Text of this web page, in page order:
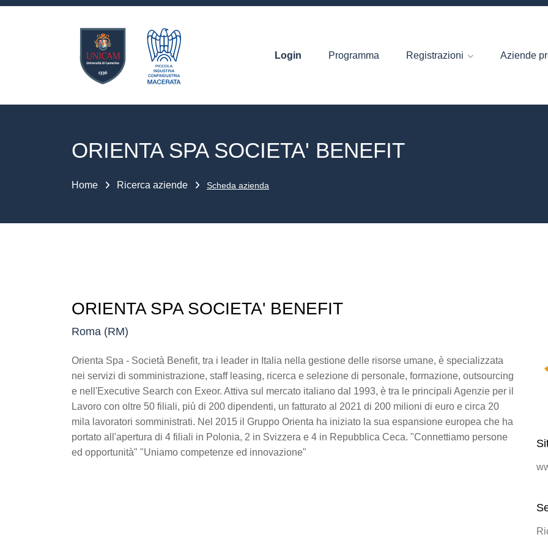
Login Programma Registrazioni Aziende
ORIENTA SPA SOCIETA' BENEFIT
Home Ricerca aziende Scheda azienda
ORIENTA SPA SOCIETA' BENEFIT
Roma (RM)
Orienta Spa - Società Benefit, tra i leader in Italia nella gestione delle risorse umane, è specializzata
nei servizi di somministrazione, staff leasing, ricerca e selezione di personale, formazione, outsourcing
e nell'Executive Search con Exeor. Attiva sul mercato italiano dal 1993, è tra le principali Agenzie per il
Lavoro con oltre 50 filiali, più di 200 dipendenti, un fatturato al 2021 di 200 milioni di euro e circa 20
mila lavoratori somministrati. Nel 2015 il Gruppo Orienta ha iniziato la sua espansione europea che ha
portato all'apertura di 4 filiali in Polonia, 2 in Svizzera e 4 in Repubblica Ceca. "Connettiamo persone
ed opportunità" "Uniamo competenze ed innovazione"